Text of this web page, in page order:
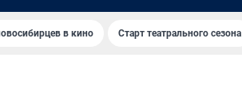
в кино Старт театрального сезона